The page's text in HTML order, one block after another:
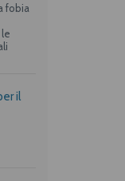
fobia
il